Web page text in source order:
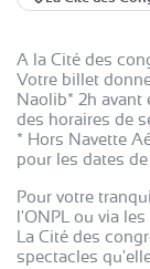
A la Cité des
Votre billet
Naolib* 2h avant
des horaires de
* Hors Navette
pour les dates
Pour votre
l'ONPL ou via
La Cité des
spectacles